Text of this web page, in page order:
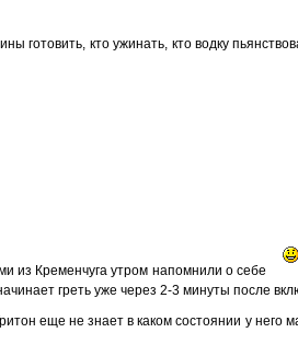
готовить, кто ужинать, кто водку
из Кременчуга утром напомнили о себе
греть уже через 2-3 минуты после
еще не знает в каком состоянии у него